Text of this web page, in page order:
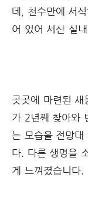
데, 천수만에 서
어 있어 서산 실
곳곳에 마련된 새
가 2년째 찾아와
는 모습을 전망대
다. 다른 생명을
게 느껴졌습니다.